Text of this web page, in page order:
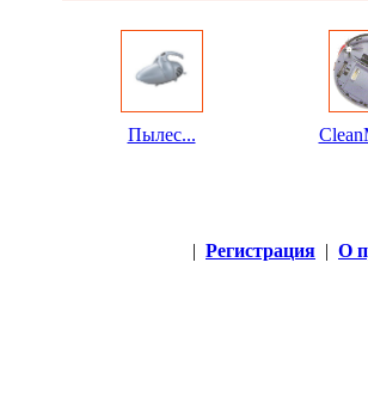
Пылес...
| Регистрация | О